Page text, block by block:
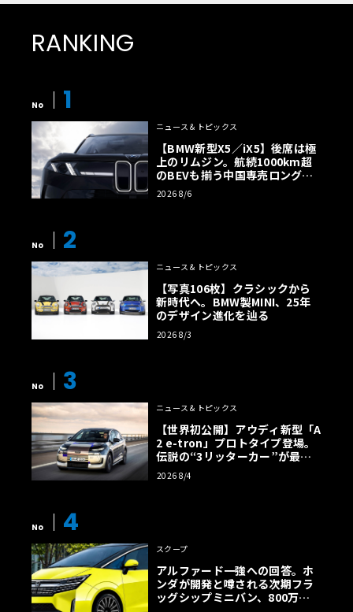
RANKING
No 1
ニュース＆トピックス
【BMW新型X5／iX5】後席は極
上のリムジン。航続1000km超
のBEVも揃う中国専売ロング仕
様の全貌
2026 8/6
No 2
ニュース＆トピックス
【写真106枚】クラシックから
新時代へ。BMW製MINI、25年
のデザイン進化を辿る
2026 8/3
No 3
ニュース＆トピックス
【世界初公開】アウディ新型「A
2 e-tron」プロトタイプ登場。
伝説の“3リッターカー”が最高
効率エントリーBEVとして復活
【画像38枚】
2026 8/4
No 4
スクープ
アルファード一強への回答。ホ
ンダが開発と噂される次期フラ
ッグシップミニバン、800万円